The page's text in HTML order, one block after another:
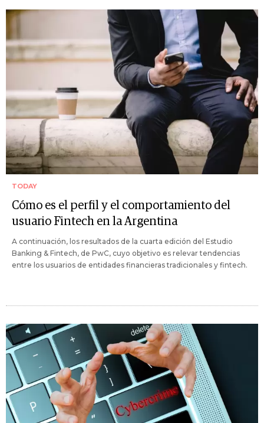
TODAY
Cómo es el perfil y el comportamiento del
usuario Fintech en la Argentina
A continuación, los resultados de la cuarta edición del Estudio
Banking & Fintech, de PwC, cuyo objetivo es relevar tendencias
entre los usuarios de entidades financieras tradicionales y fintech.